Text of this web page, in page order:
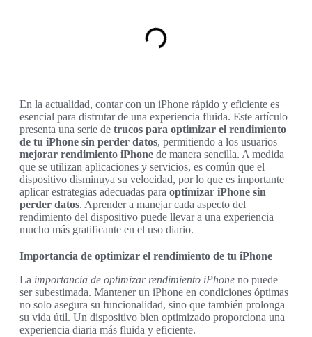
En la actualidad, contar con un iPhone rápido y eficiente es
esencial para disfrutar de una experiencia fluida. Este artículo
presenta una serie de trucos para optimizar el rendimiento
de tu iPhone sin perder datos, permitiendo a los usuarios
mejorar rendimiento iPhone de manera sencilla. A medida
que se utilizan aplicaciones y servicios, es común que el
dispositivo disminuya su velocidad, por lo que es importante
aplicar estrategias adecuadas para optimizar iPhone sin
perder datos. Aprender a manejar cada aspecto del
rendimiento del dispositivo puede llevar a una experiencia
mucho más gratificante en el uso diario.
Importancia de optimizar el rendimiento de tu iPhone
La importancia de optimizar rendimiento iPhone no puede
ser subestimada. Mantener un iPhone en condiciones óptimas
no solo asegura su funcionalidad, sino que también prolonga
su vida útil. Un dispositivo bien optimizado proporciona una
experiencia diaria más fluida y eficiente.